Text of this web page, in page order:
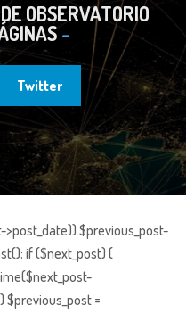
OBSERVATORIO
Twitter
if ($next_post) {
$previous_post =